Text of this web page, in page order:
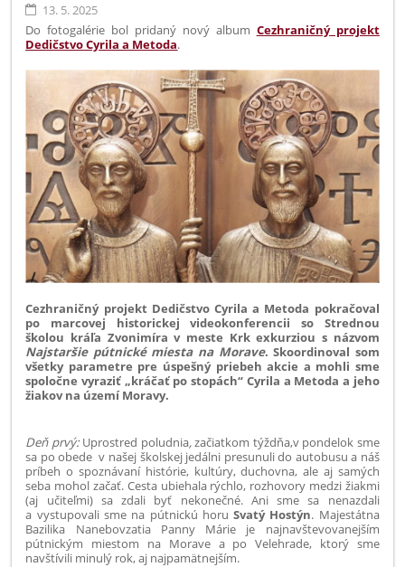
13. 5. 2025
Do fotogalérie bol pridaný nový album Cezhraničný projekt
Dedičstvo Cyrila a Metoda.
Cezhraničný projekt Dedičstvo Cyrila a Metoda pokračoval
po marcovej historickej videokonferencii so Strednou
školou kráľa Zvonimíra v meste Krk exkurziou s názvom
Najstaršie pútnické miesta na Morave. Skoordinoval som
všetky parametre pre úspešný priebeh akcie a mohli sme
spoločne vyraziť „kráčať po stopách“ Cyrila a Metoda a jeho
žiakov na území Moravy.
Deň prvý: Uprostred poludnia,začiatkom týždňa,v pondelok sme
sa po obede v našej školskej jedálni presunuli do autobusu a náš
príbeh o spoznávaní histórie, kultúry, duchovna, ale aj samých
seba mohol začať. Cesta ubiehala rýchlo, rozhovory medzi žiakmi
(aj učiteľmi) sa zdali byť nekonečné. Ani sme sa nenazdali
a vystupovali sme na pútnickú horuSvatý Hostýn. Majestátna
Bazilika Nanebovzatia Panny Márie je najnavštevovanejším
pútnickým miestom na Morave a po Velehrade, ktorý sme
navštívili minulý rok, aj najpamätnejším.